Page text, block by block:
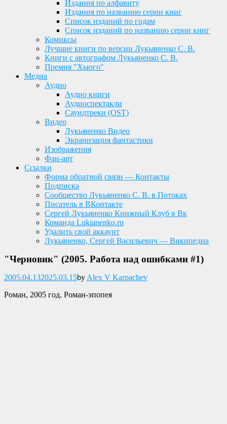
Издания по алфавиту
Издания по названию серии книг
Список изданий по годам
Список изданий по названию серии книг
Комиксы
Лучшие книги по версии Лукьяненко С. В.
Книги с автографом Лукьяненко С. В.
Премия "Хьюго"
Медиа
Аудио
Аудио книги
Аудиоспектакли
Саундтреки (OST)
Видео
Лукьяненко Видео
Экранизация фантастики
Изображения
Фан-арт
Ссылки
Форма обратной связи — Контакты
Подписка
Сообщество Лукьяненко С. В. в Потоках
Писатель в ВКонтакте
Сергей Лукьяненко Книжный Клуб в Вк
Команда Lukianenko.ru
Удалить свой аккаунт
Лукьяненко, Сергей Васильевич — Википедиа
"Черновик" (2005. Работа над ошибками #1)
Опубликовано
2005.04.132025.03.15by Alex V Karpachev
Роман, 2005 год. Роман-эпопея